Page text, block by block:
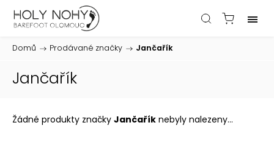
Domů / Prodávané značky / Jančařík
Jančařík
Žádné produkty značky Jančařík nebyly nalezeny...